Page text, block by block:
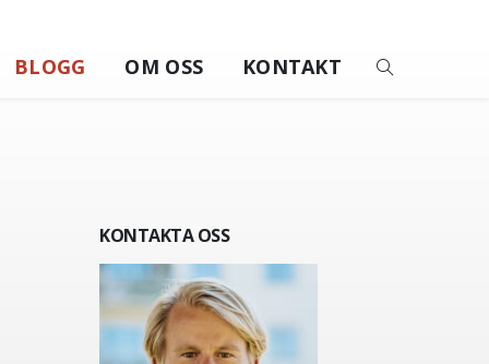
BLOGG OM OSS KONTAKT
KONTAKTA OSS